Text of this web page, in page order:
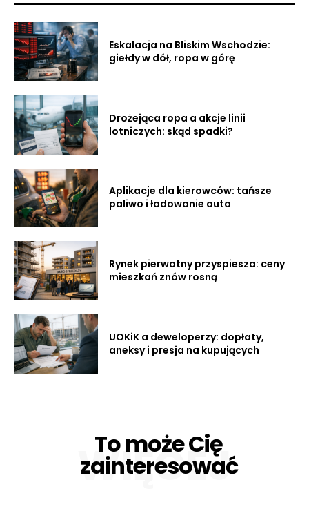
Eskalacja na Bliskim Wschodzie:
giełdy w dół, ropa w górę
Drożejąca ropa a akcje linii
lotniczych: skąd spadki?
Aplikacje dla kierowców: tańsze
paliwo i ładowanie auta
Rynek pierwotny przyspiesza: ceny
mieszkań znów rosną
UOKiK a deweloperzy: dopłaty,
aneksy i presja na kupujących
To może Cię
zainteresować
WIĘCEJ